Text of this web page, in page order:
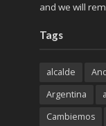
and we will
Tags
alcalde
Argentina
Cambiemos